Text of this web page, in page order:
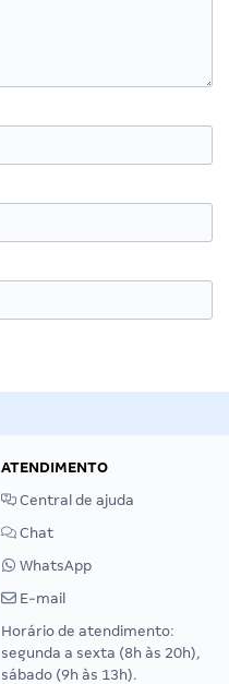
ATENDIMENTO
Central de ajuda
Chat
WhatsApp
E-mail
Horário de atendimento:
segunda a sexta (8h às 20h),
sábado (9h às 13h).